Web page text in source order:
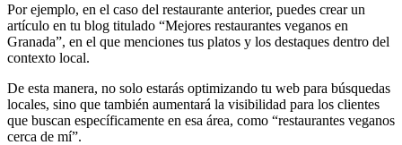
Por ejemplo, en el caso del restaurante anterior, puedes crear un
artículo en tu blog titulado “Mejores restaurantes veganos en
Granada”, en el que menciones tus platos y los destaques dentro del
contexto local.
De esta manera, no solo estarás optimizando tu web para búsquedas
locales, sino que también aumentará la visibilidad para los clientes
que buscan específicamente en esa área, como “restaurantes veganos
cerca de mí”.